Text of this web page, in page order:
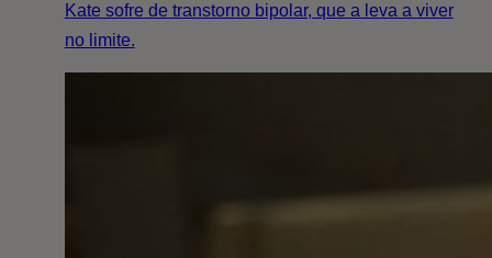
Kate sofre de transtorno bipolar, que a leva a viver
no limite.